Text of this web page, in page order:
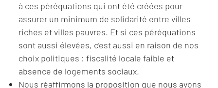
à ces péréquations qui ont été créées pour
assurer un minimum de solidarité entre villes
riches et villes pauvres. Et si ces péréquations
sont aussi élevées, c’est aussi en raison de nos
choix politiques : fiscalité locale faible et
absence de logements sociaux.
Nous réaffirmons la proposition que nous avons